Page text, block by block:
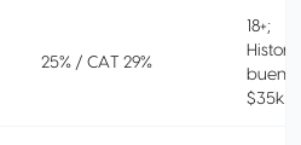
25% / CAT 29%
18+;
bueno;
$35k